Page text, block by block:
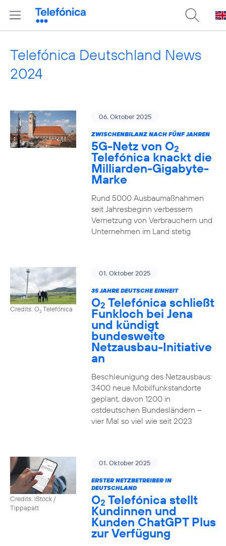
Telefónica Deutschland News
2024
06. Oktober 2025
ZWISCHENBILANZ NACH FÜNF JAHREN
5G-Netz von O2
Telefónica knackt die
Milliarden-Gigabyte-
Marke
Rund 5000 Ausbaumaßnahmen
seit Jahresbeginn verbessern
Vernetzung von Verbrauchern und
Unternehmen im Land stetig
Credits: O2Telefónica
01. Oktober 2025
35 JAHRE DEUTSCHE EINHEIT
O2 Telefónica schließt
Funkloch bei Jena
und kündigt
bundesweite
Netzausbau-Initiative
an
Beschleunigung des Netzausbaus:
3400 neue Mobilfunkstandorte
geplant, davon 1200 in
ostdeutschen Bundesländern –
vier Mal so viel wie seit 2023
Credits: iStock /
Tippapatt
01. Oktober 2025
ERSTER NETZBETREIBER IN
DEUTSCHLAND
O2 Telefónica stellt
Kundinnen und
Kunden ChatGPT Plus
zur Verfügung